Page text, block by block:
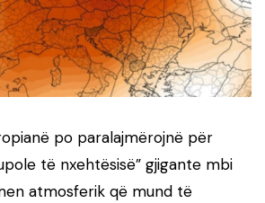
po paralajmërojnë për
të nxehtësisë” gjigante mbi
atmosferik që mund të